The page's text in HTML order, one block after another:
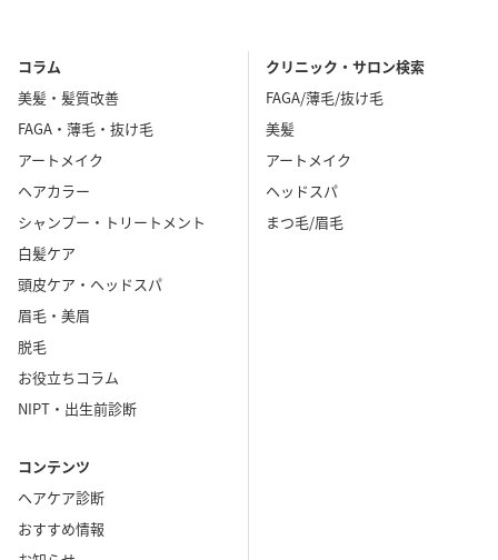
コラム
美髪・髪質改善
FAGA・薄毛・抜け毛
アートメイク
ヘアカラー
シャンプー・トリートメント
白髪ケア
頭皮ケア・ヘッドスパ
眉毛・美眉
脱毛
お役立ちコラム
NIPT・出生前診断
コンテンツ
ヘアケア診断
おすすめ情報
クリニック・サロン検索
FAGA/薄毛/抜け毛
美髪
アートメイク
ヘッドスパ
まつ毛/眉毛